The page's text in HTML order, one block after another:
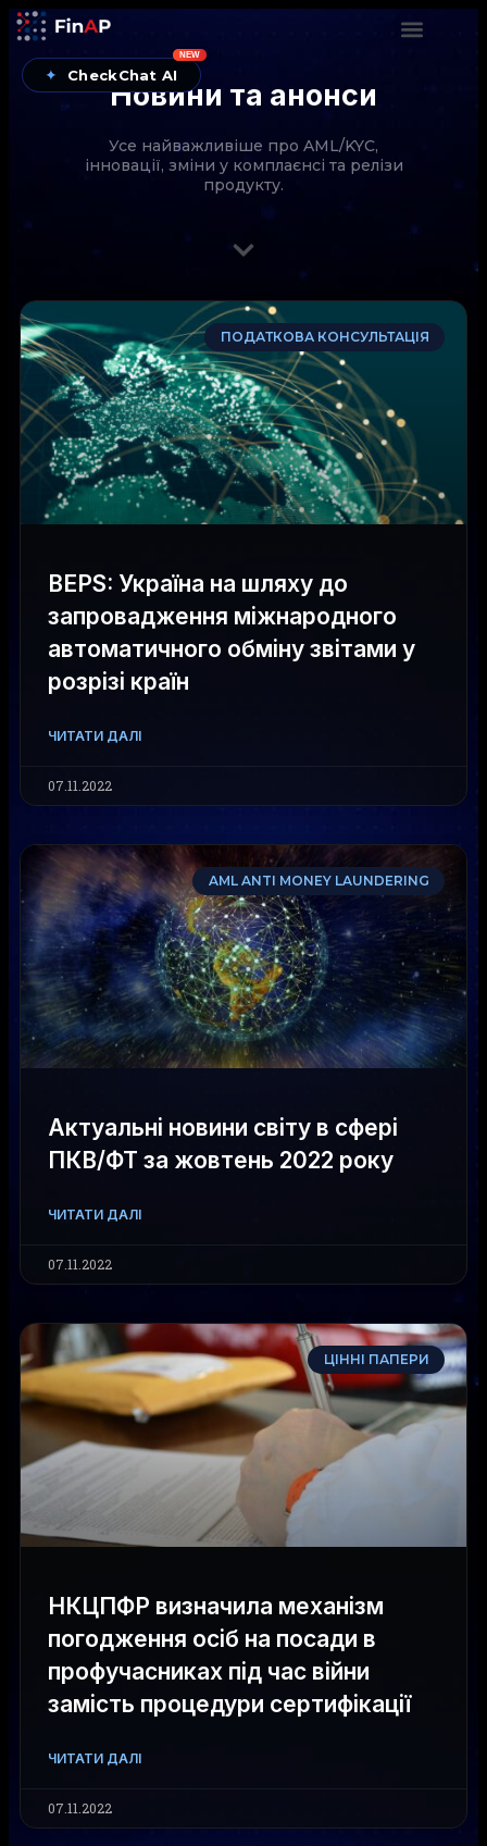
✦ CheckChat AI
NEW
Новини та анонси
Усе найважливіше про AML/KYC,
інновації, зміни у комплаєнсі та релізи
продукту.
ПОДАТКОВА КОНСУЛЬТАЦІЯ
BEPS: Україна на шляху до
запровадження міжнародного
автоматичного обміну звітами у
розрізі країн
ЧИТАТИ ДАЛІ
07.11.2022
AML ANTI MONEY LAUNDERING
Актуальні новини світу в сфері
ПКВ/ФТ за жовтень 2022 року
ЧИТАТИ ДАЛІ
07.11.2022
ЦІННІ ПАПЕРИ
НКЦПФР визначила механізм
погодження осіб на посади в
профучасниках під час війни
замість процедури сертифікації
ЧИТАТИ ДАЛІ
07.11.2022